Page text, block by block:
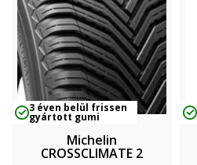
3 éven belül frissen
gyártott gumi
Michelin
CROSSCLIMATE 2